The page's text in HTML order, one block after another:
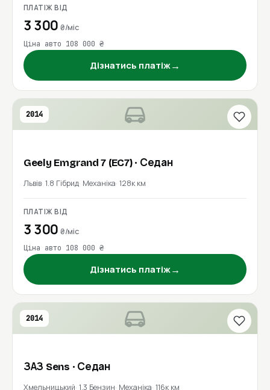
ПЛАТІЖ ВІД
3 300₴/міс
Ціна авто 108 000 ₴
Дізнатись платіж→
2014
Geely Emgrand 7 (EC7)· Седан
Львів 1.8 Гібрид Механіка 128к км
ПЛАТІЖ ВІД
3 300₴/міс
Ціна авто 108 000 ₴
Дізнатись платіж→
2014
ЗАЗ Sens · Седан
Хмельницький 1.3 Бензин Механіка 116к км